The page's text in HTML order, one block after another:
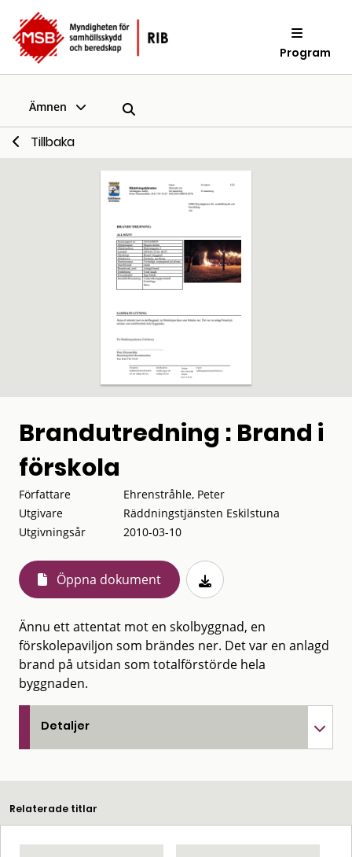
Program
Ämnen
Tillbaka
Brandutredning : Brand i
förskola
Författare
Ehrenstråhle, Peter
Utgivare
Räddningstjänsten Eskilstuna
Utgivningsår
2010-03-10
Öppna dokument
Ännu ett attentat mot en skolbyggnad, en
förskolepaviljon som brändes ner. Det var en anlagd
brand på utsidan som totalförstörde hela
byggnaden.
Detaljer
Relaterade titlar